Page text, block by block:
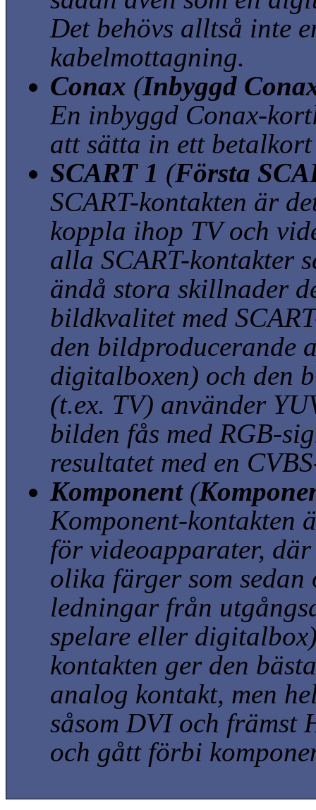
Det behövs alltså inte
kabelmottagning.
Conax (Inbyggd
En inbyggd Conax-
att sätta in ett
SCART 1 (Första
SCART-kontakten är
koppla ihop TV och
alla SCART-kontakter
ändå stora skillnader
bildkvalitet med
den bildproducerande
digitalboxen) och den
(t.ex. TV) använder
bilden fås med RGB-
resultatet med en
Komponent (
Komponent-kontakten
för videoapparater,
olika färger som
ledningar från
spelare eller
kontakten ger den
analog kontakt, men
såsom DVI och
och gått förbi